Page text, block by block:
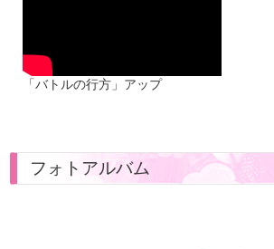
妃 吉名莉瑠 長谷川美蘭 新嘉
喜由芽 松村玲 緒川佳波
「バトルの行方」アップ
フォトアルバム